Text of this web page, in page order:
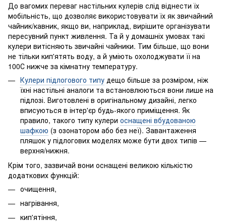
До вагомих переваг настільних кулерів слід віднести їх
мобільність, що дозволяє використовувати їх як звичайний
чайник/кавник, якщо ви, наприклад, вирішите організувати
пересувний пункт живлення. Та й у домашніх умовах такі
кулери витісняють звичайні чайники. Тим більше, що вони
не тільки кип'ятять воду, а й уміють охолоджувати її на
100С нижче за кімнатну температуру.
Кулери підлогового типу дещо більше за розміром, ніж
їхні настільні аналоги та встановлюються вони лише на
підлозі. Виготовлені в оригінальному дизайні, легко
вписуються в інтер'єр будь-якого приміщення. Як
правило, такого типу кулери оснащені вбудованою
шафкою (з озонатором або без неї). Завантаження
пляшок у підлогових моделях може бути двох типів —
верхня/нижня.
Крім того, зазвичай вони оснащені великою кількістю
додаткових функцій:
очищення,
нагрівання,
кип'ятіння,